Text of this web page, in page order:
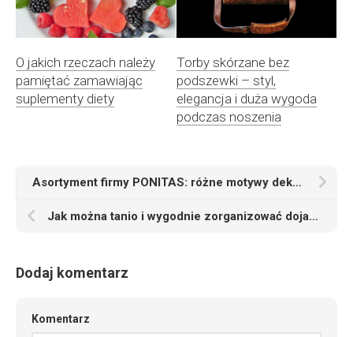
O jakich rzeczach należy
pamiętać zamawiając
suplementy diety
Torby skórzane bez
podszewki – styl,
elegancja i duża wygoda
podczas noszenia
Asortyment firmy PONITAS: różne motywy dekoracyjne materiałów do wykładania podłóg w biurach oraz w fabrykach
Jak można tanio i wygodnie zorganizować dojazd na lotnisko
Dodaj komentarz
Komentarz